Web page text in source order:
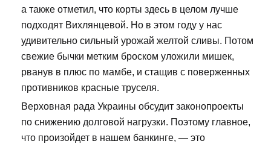
а также отметил, что корты здесь в целом лучше
подходят Вихлянцевой. Но в этом году у нас
удивительно сильный урожай желтой сливы. Потом
свежие бычки метким броском уложили мишек,
рванув в плюс по мамбе, и стащив с поверженных
противников красные труселя.
Верховная рада Украины обсудит законопроекты
по снижению долговой нагрузки. Поэтому главное,
что произойдет в нашем банкинге, — это